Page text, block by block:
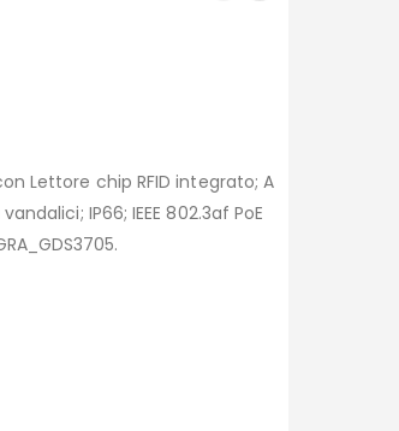
Lettore chip RFID integrato; A
IP66; IEEE 802.3af PoE